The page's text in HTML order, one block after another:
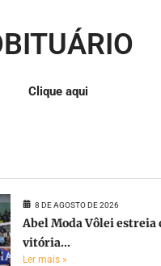
Clique aqui
8 DE AGOSTO DE 2026
Abel Moda Vôlei estreia
vitória...
Ler mais »